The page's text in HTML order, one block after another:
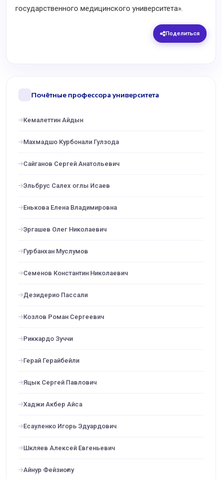
государственного медицинского университета».
Поделиться
Почётные профессора университета
Кемалеттин Айдын
Махмадшо Курбонали Гулзода
Сайганов Сергей Анатольевич
Эльбрус Салех оглы Исаев
Енькова Елена Владимировна
Эргашев Олег Николаевич
Гурбанхан Муслумов
Семенов Константин Николаевич
Дезидерио Пассали
Козлов Роман Сергеевич
Риккардо Зуччи
Герай Герайбейли
Яцык Сергей Павлович
Хаджи Акбер Айса
Есауленко Игорь Эдуардович
Шкляев Алексей Евгеньевич
Айнур Фейзиоғлу